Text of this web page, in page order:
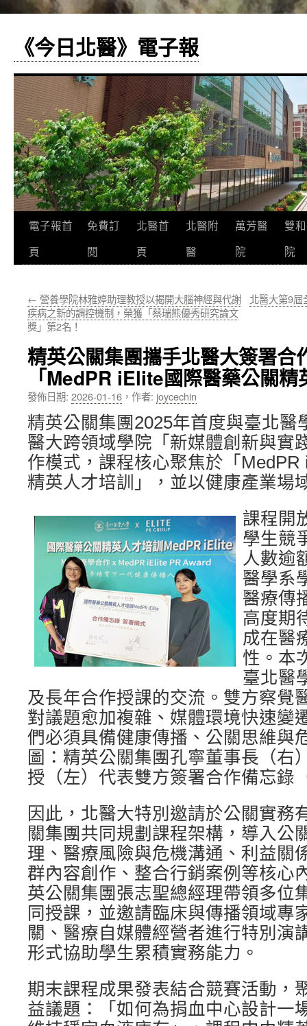
《今日北醫》電子報
跳
至
要
內
容
電子報首
頁
免費訂
閱
北醫首
頁
北醫附
醫
萬芳醫
院
雙
院
← 營養學院林雅婷助理教授以揭開大腦神經與代謝
疾病之新的調控機制，榮獲「蔡瑞熊優秀研究論文
獎」第2名！
北醫大第9屆
精英公關集團攜手北醫大簽署合
「MedPR iElite國際醫藥公關
發佈日期: 2026-01-16 ， 作者: joycechin
精英公關集團2025年首度與臺北醫
醫大跨領域學院「新媒體創新與實
作模式，課程核心聚焦於「
精英人才培訓」，並以健康產業場
課程開
學生競
人數逾
醫學系
醫療傳
高度期
成在醫
性。本
臺北醫
及長年合作授課的交流。雙方察覺
對議題愈加複雜、媒體環境快速變
們必須具備健康傳播、公關思維與
圖：精英公關集團孔寧董事長（右
授（左）代表雙方簽署合作備忘錄
因此，北醫大特別邀請於公關實務
關集團共同規劃課程架構，導入公
理、醫療風險與危機溝通、利益關
群內容創作、整合行銷案例等核心
英公關集團張志聖總經理帶領多位
同授課，並邀請臨床與傳播領域專
關、醫療自媒體經營者進行特別演
形式協助學生累積實務能力。
期末課程成果發表結合競賽活動，
益議題：「如何為捐血中心設計一